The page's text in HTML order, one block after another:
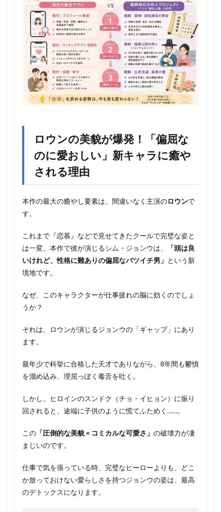
ロウンの美貌が爆発！「偏屈な
のに愛おしい」新キャラに癒や
される理由
本作の最大の癒やし要素は、間違いなく主演のロウンで
す。
これまで『恋慕』などで見せてきたクールで完璧な姿と
は一変、本作で彼が演じるシム・ジョンウは、
「頭は良
いけれど、性格に難ありの偏屈なバツイチ男」 という新
境地です。
なぜ、このキャラクターが仕事疲れの脳に効くのでしょ
うか？
それは、ロウンが演じるジョンウの「ギャップ」にあり
ます。
最年少で科挙に合格した天才でありながら、8年間も鬱憤
を溜め込み、理屈っぽく毒舌を吐く。
しかし、ヒロインのスンドク（チョ・イヒョン）に振り
回されると、途端に子供のように慌てふためく……。
この 「圧倒的な美貌 × コミカルな可愛さ」 の破壊力が凄
まじいのです。
仕事で気を張っている時、完璧なヒーローよりも、どこ
か放っておけない愛らしさを持つジョンウの姿は、最高
のデトックスになります。